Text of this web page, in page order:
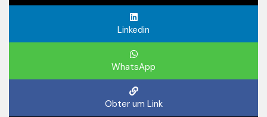
Linkedin
WhatsApp
Obter um Link